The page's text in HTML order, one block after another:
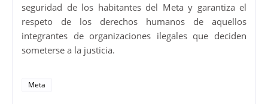
seguridad de los habitantes del Meta y garantiza el
respeto de los derechos humanos de aquellos
integrantes de organizaciones ilegales que deciden
someterse a la justicia.
Meta